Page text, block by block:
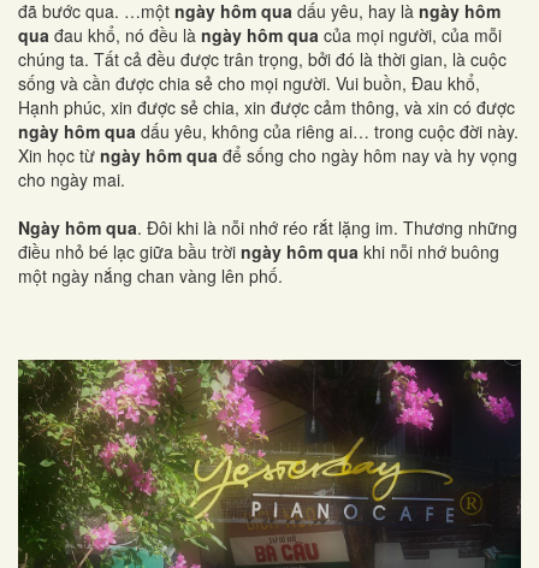
đã bước qua. …một ngày hôm qua dấu yêu, hay là ngày hôm
qua đau khổ, nó đều là ngày hôm qua của mọi người, của mỗi
chúng ta. Tất cả đều được trân trọng, bởi đó là thời gian, là cuộc
sống và cần được chia sẻ cho mọi người. Vui buồn, Đau khổ,
Hạnh phúc, xin được sẻ chia, xin được cảm thông, và xin có được
ngày hôm qua dấu yêu, không của riêng ai… trong cuộc đời này.
Xin học từ ngày hôm qua để sống cho ngày hôm nay và hy vọng
cho ngày mai.
Ngày hôm qua. Đôi khi là nỗi nhớ réo rắt lặng im. Thương những
điều nhỏ bé lạc giữa bầu trời ngày hôm qua khi nỗi nhớ buông
một ngày nắng chan vàng lên phố.